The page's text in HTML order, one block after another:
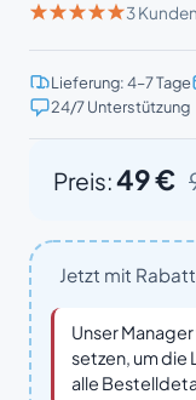
3
Lieferung: 4–7 Tage
24/7 Unterstützung
Preis:49 €
Jetzt mit
Unser
setzen, um die
alle